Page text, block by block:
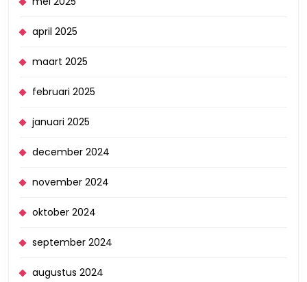
april 2025
maart 2025
februari 2025
januari 2025
december 2024
november 2024
oktober 2024
september 2024
augustus 2024